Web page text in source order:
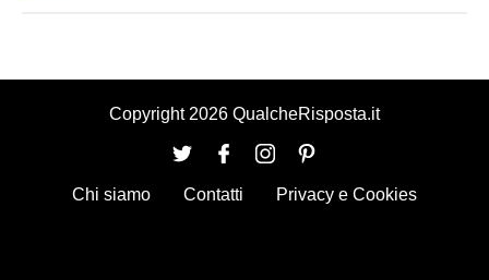
Copyright 2026 QualcheRisposta.it
Chi siamo Contatti Privacy e Cookies